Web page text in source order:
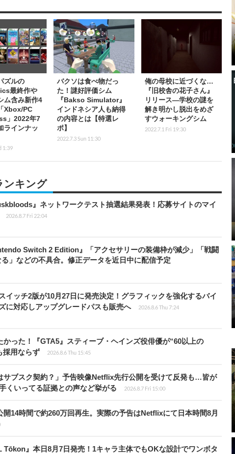
ズルの
最終作や
ム含み新作4
Xbox/PC
」2022年7
ラインナッ
1:39
バクソは食べ物だっ
た！謎好評価シム
『Bakso Simulator』
インドネシア人も納得
の内容とは【特選レ
ポ】
2022.7.3 Sun 11:30
俺の母校に近づくな…
『旧校舎の花子さん』
リリース―学校の謎を
解き明かし脱出をめざ
すウォーキングシム
2022.7.1 Fri 19:30
ンキング
』ネットワークテスト抽選結果発表！応募サイトのマイ
2026.8.7 Fri 22:04
Switch 2 Edition』「アクセサリーの装備枠が減少」「戦闘
」などの不具合。修正データを近日中に配信予定
イッチ2版が10月27日に発売決定！グラフィックを強化するバイ
に対応しアップグレードパスも販売へ
2026.8.6 Thu 7:24
かった！『GTA5』スティーブ・ヘインズ役俳優が“60以上の
採用ならず
2026.8.6 Thu 15:45
サブスク契約？」予告映像Netflix先行公開を受けて反発も…皆が
くいってる証拠との声など挙がる
2026.8.7 Fri 15:00
開14時間で約260万回再生。実際の予告はNetflixにて日本時間8月
』本日8月7日発売！1キャラ主体でもOKな設計でワンボタ